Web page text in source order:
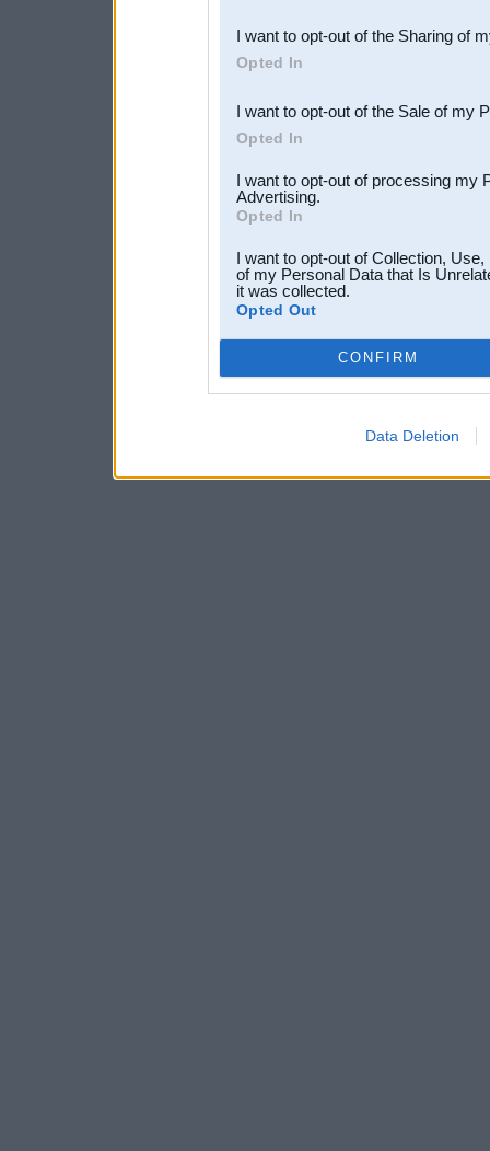
Downstream Participants
third parties.
I want to opt-out of the Sharing of
Opted In
I want to opt-out of the Sale of my
Opted In
I want to opt-out of processing my
Advertising.
Opted In
I want to opt-out of Collection,
of my Personal Data that Is
it was collected.
Opted Out
CONFIRM
Data Deletion